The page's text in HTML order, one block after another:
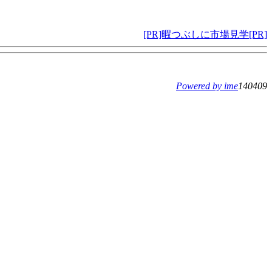
[PR]暇つぶしに市場見学[PR]
Powered by ime140409